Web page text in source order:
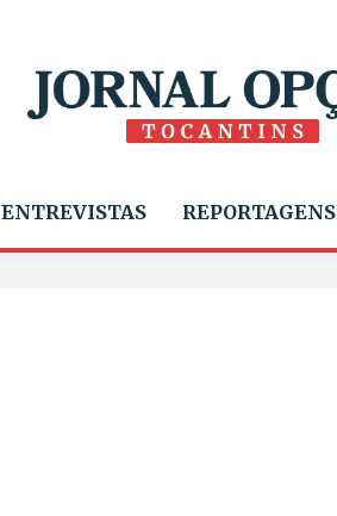
ENTREVISTAS REPORTAGENS